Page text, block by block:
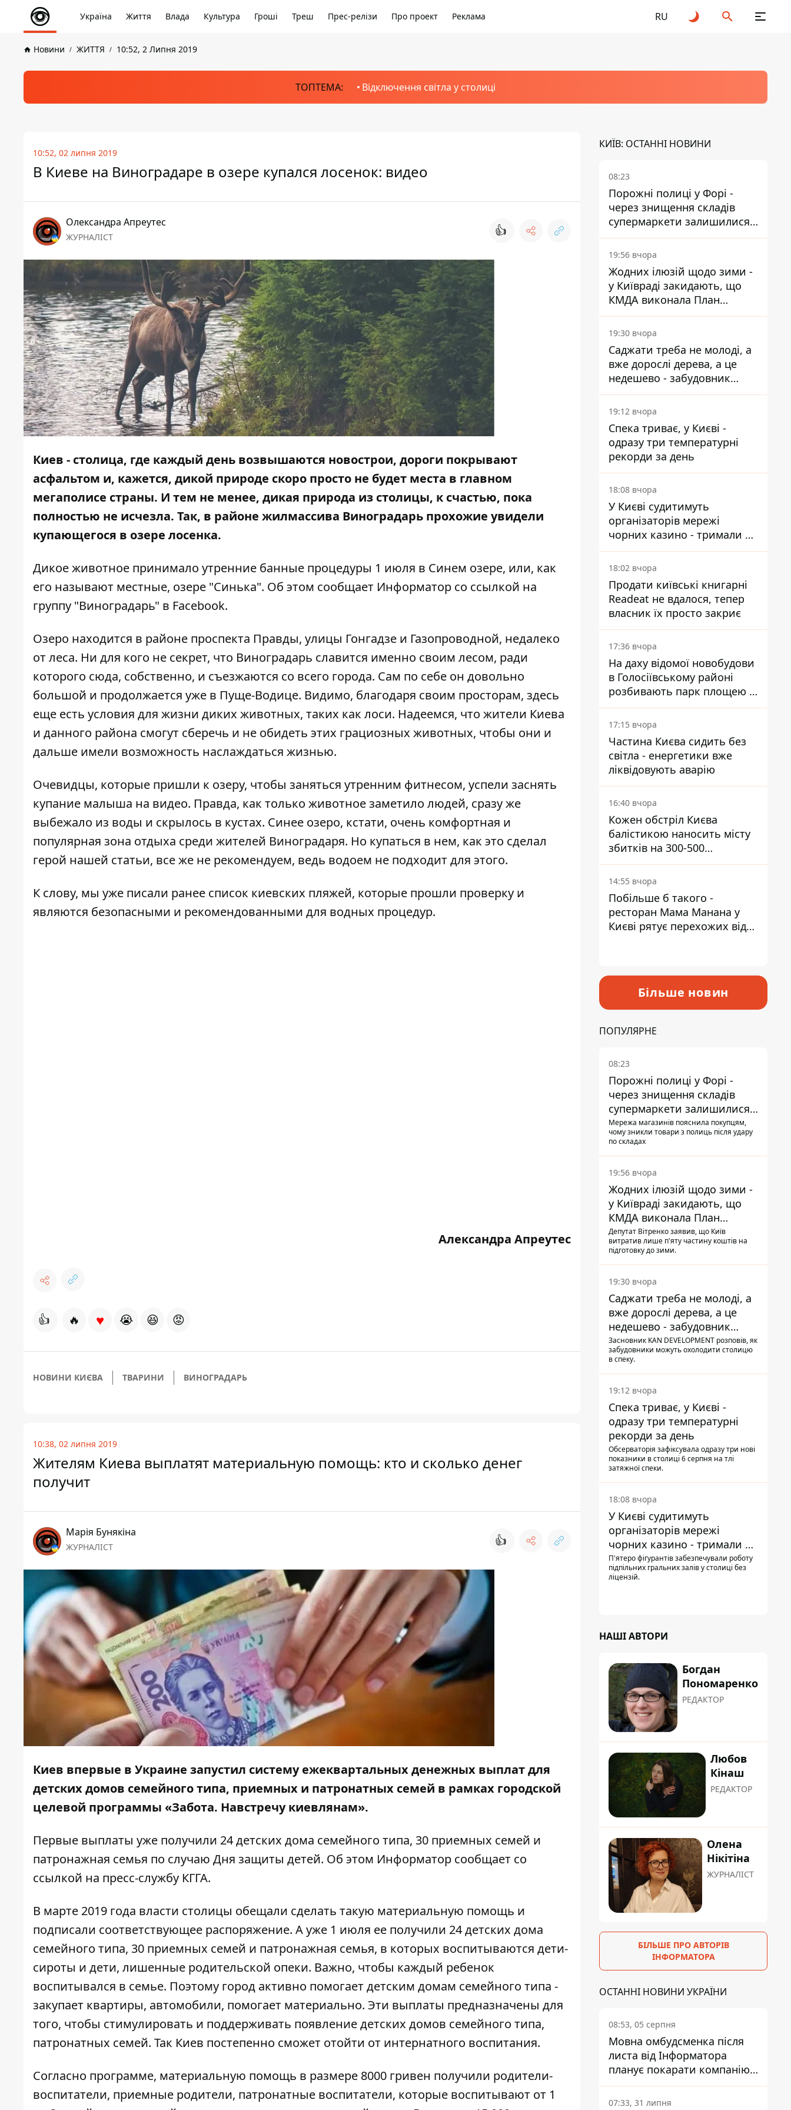
Україна Життя Влада Культура Гроші Треш Прес-релізи Про проект Реклама RU
Новини ЖИТТЯ 10:52, 2 Липня 2019
ТОПТЕМА: Відключення світла у столиці
10:52, 02 липня 2019
В Киеве на Виноградаре в озере купался лосенок: видео
Олександра Апреутес
ЖУРНАЛІСТ 👍
Киев - столица, где каждый день возвышаются новострои, дороги покрывают
асфальтом и, кажется, дикой природе скоро просто не будет места в главном
мегаполисе страны. И тем не менее, дикая природа из столицы, к счастью, пока
полностью не исчезла. Так, в районе жилмассива Виноградарь прохожие увидели
купающегося в озере лосенка.
Дикое животное принимало утренние банные процедуры 1 июля в Синем озере, или, как
его называют местные, озере "Синька". Об этом сообщает Информатор со ссылкой на
группу "Виноградарь" в Facebook.
Озеро находится в районе проспекта Правды, улицы Гонгадзе и Газопроводной, недалеко
от леса. Ни для кого не секрет, что Виноградарь славится именно своим лесом, ради
которого сюда, собственно, и съезжаются со всего города. Сам по себе он довольно
большой и продолжается уже в Пуще-Водице. Видимо, благодаря своим просторам, здесь
еще есть условия для жизни диких животных, таких как лоси. Надеемся, что жители Киева
и данного района смогут сберечь и не обидеть этих грациозных животных, чтобы они и
дальше имели возможность наслаждаться жизнью.
Очевидцы, которые пришли к озеру, чтобы заняться утренним фитнесом, успели заснять
купание малыша на видео. Правда, как только животное заметило людей, сразу же
выбежало из воды и скрылось в кустах. Синее озеро, кстати, очень комфортная и
популярная зона отдыха среди жителей Виноградаря. Но купаться в нем, как это сделал
герой нашей статьи, все же не рекомендуем, ведь водоем не подходит для этого.
К слову, мы уже писали ранее список киевских пляжей, которые прошли проверку и
являются безопасными и рекомендованными для водных процедур.
Александра Апреутес
👍 🔥 ♥ 😭 😆 😡
НОВИНИ КИЄВА ТВАРИНИ ВИНОГРАДАРЬ
10:38, 02 липня 2019
Жителям Киева выплатят материальную помощь: кто и сколько денег
получит
Марія Бунякіна
ЖУРНАЛІСТ 👍
Киев впервые в Украине запустил систему ежеквартальных денежных выплат для
детских домов семейного типа, приемных и патронатных семей в рамках городской
целевой программы «Забота. Навстречу киевлянам».
Первые выплаты уже получили 24 детских дома семейного типа, 30 приемных семей и
патронажная семья по случаю Дня защиты детей. Об этом Информатор сообщает со
ссылкой на пресс-службу КГГА.
В марте 2019 года власти столицы обещали сделать такую ​​материальную помощь и
подписали соответствующее распоряжение. А уже 1 июля ее получили 24 детских дома
семейного типа, 30 приемных семей и патронажная семья, в которых воспитываются дети-
сироты и дети, лишенные родительской опеки. Важно, чтобы каждый ребенок
воспитывался в семье. Поэтому город активно помогает детским домам семейного типа -
закупает квартиры, автомобили, помогает материально. Эти выплаты предназначены для
того, чтобы стимулировать и поддерживать появление детских домов семейного типа,
патронатных семей. Так Киев постепенно сможет отойти от интернатного воспитания.
Согласно программе, материальную помощь в размере 8000 гривен получили родители-
воспитатели, приемные родители, патронатные воспитатели, которые воспитывают от 1
КИЇВ: ОСТАННІ НОВИНИ
08:23
Порожні полиці у Форі -
через знищення складів
супермаркети залишилися
без асортименту
19:56 вчора
Жодних ілюзій щодо зими -
у Київраді закидають, що
КМДА виконала План
стійкості на 20%
19:30 вчора
Саджати треба не молоді, а
вже дорослі дерева, а це
недешево - забудовник
Ніконов
19:12 вчора
Спека триває, у Києві -
одразу три температурні
рекорди за день
18:08 вчора
У Києві судитимуть
організаторів мережі
чорних казино - тримали 39
закладів
18:02 вчора
Продати київські книгарні
Readeat не вдалося, тепер
власник їх просто закриє
17:36 вчора
На даху відомої новобудови
в Голосіївському районі
розбивають парк площею в
гектар
17:15 вчора
Частина Києва сидить без
світла - енергетики вже
ліквідовують аварію
16:40 вчора
Кожен обстріл Києва
балістикою наносить місту
збитків на 300-500
мільйонів - Петро
Пантелеєв
14:55 вчора
Побільше б такого -
ресторан Мама Манана у
Києві рятує перехожих від
Більше новин
ПОПУЛЯРНЕ
08:23
Порожні полиці у Форі -
через знищення складів
супермаркети залишилися
без асортименту
Мережа магазинів пояснила покупцям,
чому зникли товари з полиць після удару
по складах
19:56 вчора
Жодних ілюзій щодо зими -
у Київраді закидають, що
КМДА виконала План
стійкості на 20%
Депутат Вітренко заявив, що Київ
витратив лише п'яту частину коштів на
підготовку до зими.
19:30 вчора
Саджати треба не молоді, а
вже дорослі дерева, а це
недешево - забудовник
Ніконов
Засновник KAN DEVELOPMENT розповів, як
забудовники можуть охолодити столицю
в спеку.
19:12 вчора
Спека триває, у Києві -
одразу три температурні
рекорди за день
Обсерваторія зафіксувала одразу три нові
показники в столиці 6 серпня на тлі
затяжної спеки.
18:08 вчора
У Києві судитимуть
організаторів мережі
чорних казино - тримали 39
закладів
П'ятеро фігурантів забезпечували роботу
підпільних гральних залів у столиці без
ліцензій.
НАШІ АВТОРИ
Богдан
Пономаренко
РЕДАКТОР
Любов
Кінаш
РЕДАКТОР
Олена
Нікітіна
ЖУРНАЛІСТ
БІЛЬШЕ ПРО АВТОРІВ
ІНФОРМАТОРА
ОСТАННІ НОВИНИ УКРАЇНИ
08:53, 05 серпня
Мовна омбудсменка після
листа від Інформатора
планує покарати компанію-
підрядника ПриватБанку
07:33, 31 липня